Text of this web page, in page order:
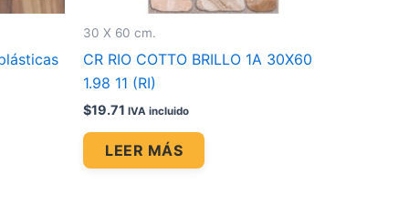
30 X 60 cm.
CR RIO COTTO BRILLO 1A 30X60
1.98 11 (RI)
$19.71 IVA incluido
LEER MÁS